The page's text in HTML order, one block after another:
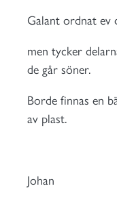
Galant ordnat ev
men tycker
de går söner.
Borde finnas en
av plast.
Johan